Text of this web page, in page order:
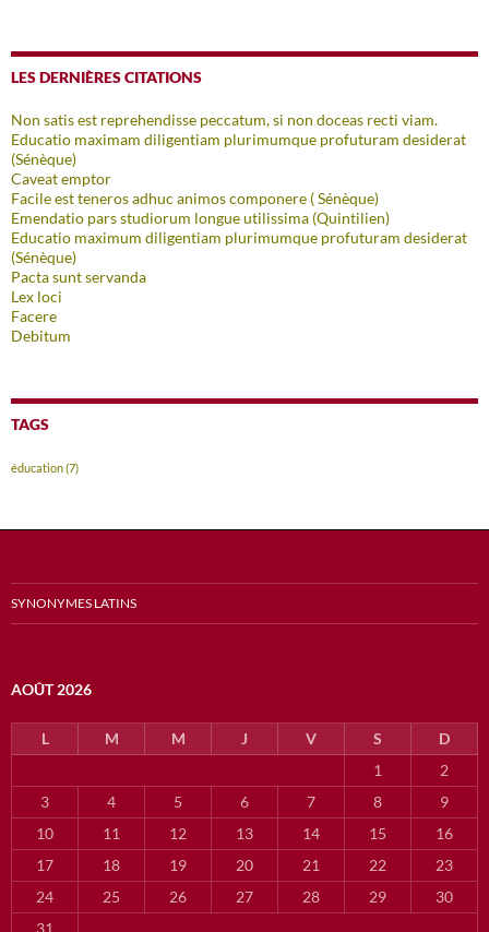
LES DERNIÈRES CITATIONS
Non satis est reprehendisse peccatum, si non doceas recti viam.
Educatio maximam diligentiam plurimumque profuturam desiderat
(Sénèque)
Caveat emptor
Facile est teneros adhuc animos componere ( Sénèque)
Emendatio pars studiorum longue utilissima (Quintilien)
Educatio maximum diligentiam plurimumque profuturam desiderat
(Sénèque)
Pacta sunt servanda
Lex loci
Facere
Debitum
TAGS
éducation(7)
SYNONYMES LATINS
AOÛT 2026
L M M J V S
D
1
2
3
4 5 6 7 8
9
10
11 12 13 14 15
16
17
18 19 20 21 22
23
24
25 26 27 28 29
30